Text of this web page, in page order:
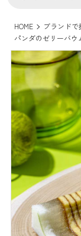
HOME ブランドで
パンダのゼリーバウ